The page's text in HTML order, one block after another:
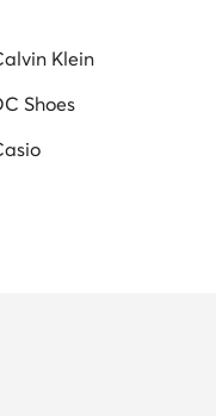
Klein
Shoes